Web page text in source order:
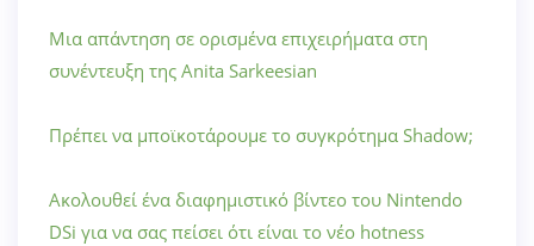
Μια απάντηση σε ορισμένα επιχειρήματα στη
συνέντευξη της Anita Sarkeesian
Πρέπει να μποϊκοτάρουμε το συγκρότημα Shadow;
Ακολουθεί ένα διαφημιστικό βίντεο του Nintendo
DSi για να σας πείσει ότι είναι το νέο hotness